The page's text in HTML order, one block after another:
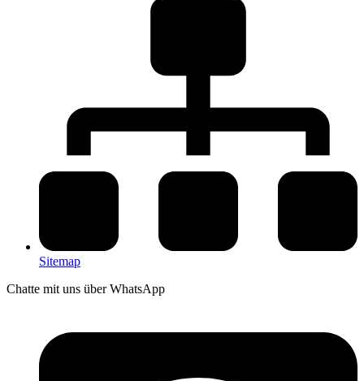
Sitemap
Chatte mit uns über WhatsApp